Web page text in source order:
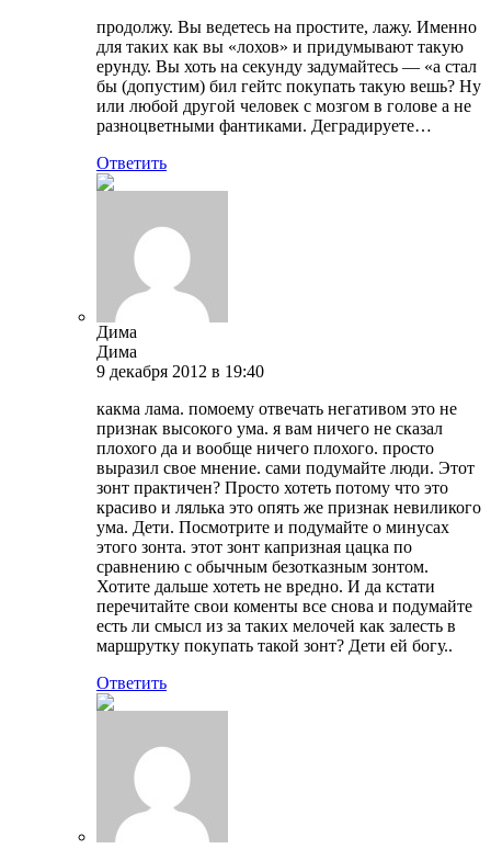
продолжу. Вы ведетесь на простите, лажу. Именно
для таких как вы «лохов» и придумывают такую
ерунду. Вы хоть на секунду задумайтесь — «а стал
бы (допустим) бил гейтс покупать такую вешь? Ну
или любой другой человек с мозгом в голове а не
разноцветными фантиками. Деградируете…
Ответить
Дима
Дима
9 декабря 2012 в 19:40
какма лама. помоему отвечать негативом это не
признак высокого ума. я вам ничего не сказал
плохого да и вообще ничего плохого. просто
выразил свое мнение. сами подумайте люди. Этот
зонт практичен? Просто хотеть потому что это
красиво и лялька это опять же признак невиликого
ума. Дети. Посмотрите и подумайте о минусах
этого зонта. этот зонт капризная цацка по
сравнению с обычным безотказным зонтом.
Хотите дальше хотеть не вредно. И да кстати
перечитайте свои коменты все снова и подумайте
есть ли смысл из за таких мелочей как залесть в
маршрутку покупать такой зонт? Дети ей богу..
Ответить